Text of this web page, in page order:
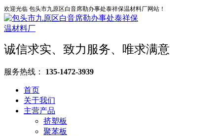
欢迎光临 包头市九原区白音席勒办事处泰祥保温材料厂网站！
诚信求实、致力服务、唯求满意
服务热线： 135-1472-3939
首页
关于我们
主营产品
挤塑板
聚苯板